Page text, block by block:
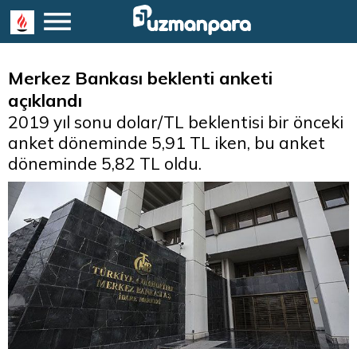
Merkez Bankası beklenti anketi
açıklandı
2019 yıl sonu dolar/TL beklentisi bir önceki
anket döneminde 5,91 TL iken, bu anket
döneminde 5,82 TL oldu.